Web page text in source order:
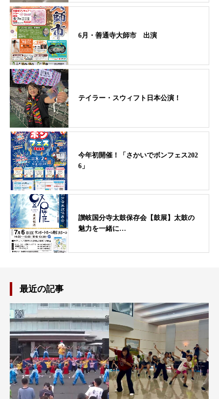
6月・善通寺大師市 出演
テイラー・スウィフト日本公演！
今年初開催！「さかいでボンフェス202
6」
讃岐国分寺太鼓保存会【鼓展】太鼓の
魅力を一緒に…
最近の記事